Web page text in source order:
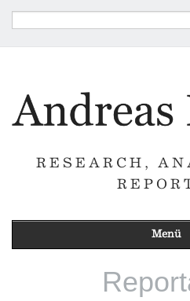
RESEARCH,
Menü